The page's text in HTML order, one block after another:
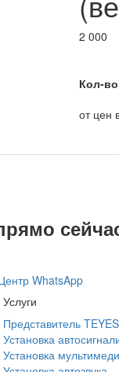
2 000
Кол-
от цен
Услуги
Представитель
Установка
Установка